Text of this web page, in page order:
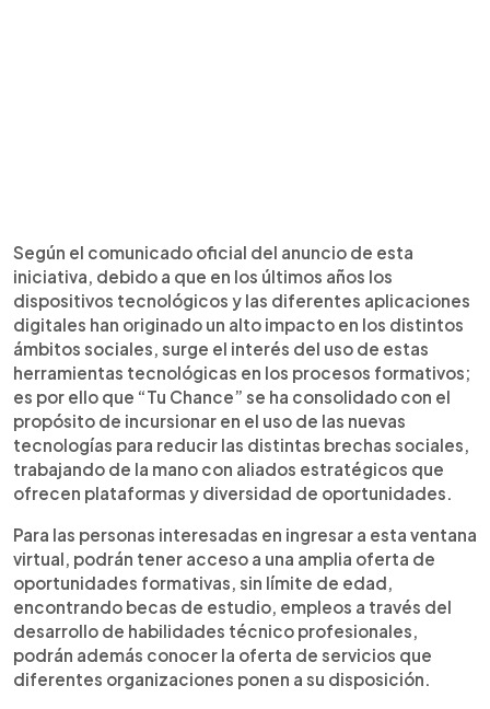
Según el comunicado oficial del anuncio de esta
iniciativa, debido a que en los últimos años los
dispositivos tecnológicos y las diferentes aplicaciones
digitales han originado un alto impacto en los distintos
ámbitos sociales, surge el interés del uso de estas
herramientas tecnológicas en los procesos formativos;
es por ello que “Tu Chance” se ha consolidado con el
propósito de incursionar en el uso de las nuevas
tecnologías para reducir las distintas brechas sociales,
trabajando de la mano con aliados estratégicos que
ofrecen plataformas y diversidad de oportunidades.
Para las personas interesadas en ingresar a esta ventana
virtual, podrán tener acceso a una amplia oferta de
oportunidades formativas, sin límite de edad,
encontrando becas de estudio, empleos a través del
desarrollo de habilidades técnico profesionales,
podrán además conocer la oferta de servicios que
diferentes organizaciones ponen a su disposición.